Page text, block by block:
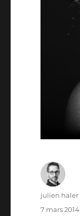
Auteur
julien haler
Publié
7 mars 2014